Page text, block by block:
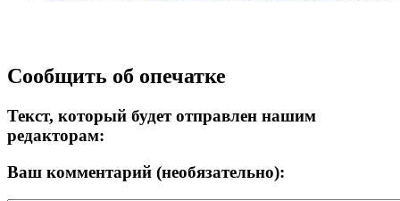
Прокрутка
вверх
Сообщить об опечатке
Текст, который будет отправлен нашим
редакторам:
Ваш комментарий (необязательно):